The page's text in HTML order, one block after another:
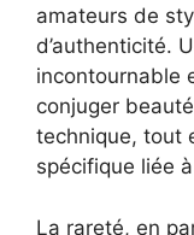
amateurs de
d’authenticité.
incontournable
conjuger
technique, tout
spécifique liée
La rareté, en